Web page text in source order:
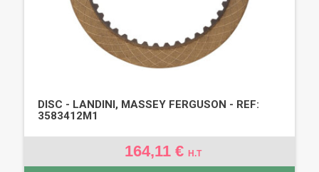
DISC - LANDINI, MASSEY FERGUSON - REF:
3583412M1
164,11 € H.T